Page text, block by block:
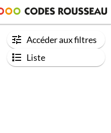
Accéder aux filtres
Liste